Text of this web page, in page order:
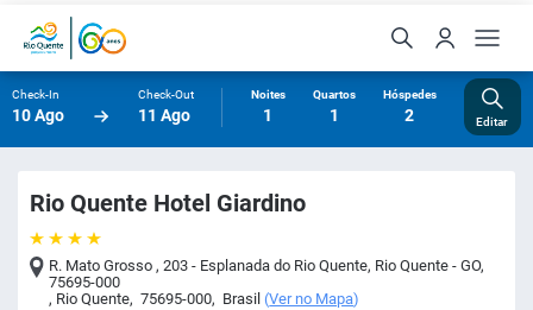
Check-In
10 Ago
Check-Out
11 Ago
Noites
1
Quartos
1
Hóspedes
2 Editar
Rio Quente Hotel Giardino
R. Mato Grosso , 203 - Esplanada do Rio Quente, Rio Quente - GO,
75695-000
, Rio Quente, 75695-000, Brasil (Ver no Mapa)